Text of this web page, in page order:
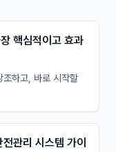
핵심적이고 효과
조하고, 바로 시작할
관리 시스템 가이